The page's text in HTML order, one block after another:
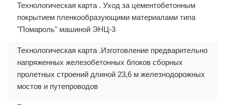
Технологическая карта . Уход за цементобетонным
покрытием пленкообразующими материалами типа
"Помароль" машиной ЭНЦ-3
Технологическая карта .Изготовление предварительно
напряженных железобетонных блоков сборных
пролетных строений длиной 23,6 м железнодорожных
мостов и путепроводов